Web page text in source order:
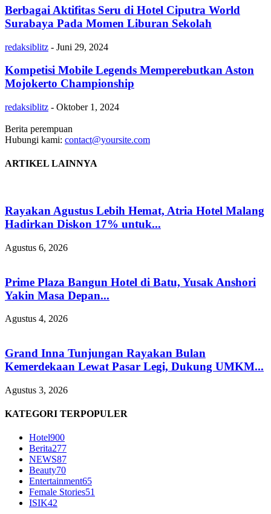
Berbagai Aktifitas Seru di Hotel Ciputra World
Surabaya Pada Momen Liburan Sekolah
redaksiblitz - Juni 29, 2024
Kompetisi Mobile Legends Memperebutkan Aston
Mojokerto Championship
redaksiblitz - Oktober 1, 2024
Berita perempuan
Hubungi kami: contact@yoursite.com
ARTIKEL LAINNYA
Rayakan Agustus Lebih Hemat, Atria Hotel Malang
Hadirkan Diskon 17% untuk...
Agustus 6, 2026
Prime Plaza Bangun Hotel di Batu, Yusak Anshori
Yakin Masa Depan...
Agustus 4, 2026
Grand Inna Tunjungan Rayakan Bulan
Kemerdekaan Lewat Pasar Legi, Dukung UMKM...
Agustus 3, 2026
KATEGORI TERPOPULER
Hotel900
Berita277
NEWS87
Beauty70
Entertainment65
Female Stories51
ISIK42